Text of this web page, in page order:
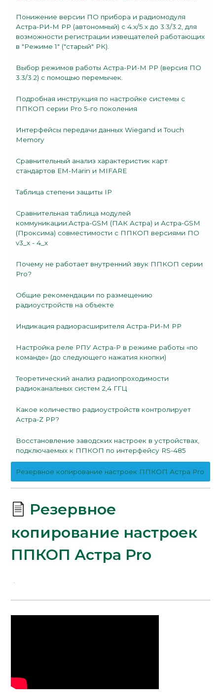
Понижение версии ПО прибора и радиомодуля
Астра-РИ-М РР (автономный) с 4.x/5.x до 3.3/3.2, для
возможности регистрации извещателей работающих
в "Режиме 1" ("старый" РК).
Выбор режимов работы Астра-РИ-М РР (версия ПО
3.3/3.2) с помощью перемычек.
Подробная инструкция по настройке системы с
ППКОП серии Pro 5-го поколения
Интерфейсы передачи данных Wiegand и Touch
Memory
Сравнительный анализ характеристик карт
стандартов EM-Marin и MIFARE
Таблица степени защиты IP
Сравнительная таблица модулей
коммуникации:Астра-GSM (ПАК Астра) и Астра-GSM
(Проксима) совместимости с ППКОП версиями ПО
v3_х - 4_х
Почему не работает внутренний звук ППКОП серии
Pro?
Общие рекомендации по размещению
радиоустройств на объекте
Индикация радиорасширителя Астра-РИ-М РР
Настройка реле РПУ Астра-Р в режиме работы «по
команде» (до следующего нажатия кнопки)
Теоретический анализ радиопроходимости
радиоканальных систем 2,4 ГГЦ
Какое количество радиоустройств контролирует
Астра-Z РР?
Восстановление заводских настроек в устройствах,
подключаемых к ППКОП по интерфейсу RS-485
Резервное копирование настроек ППКОП Астра Pro
Резервное
копирование настроек
ППКОП Астра Pro